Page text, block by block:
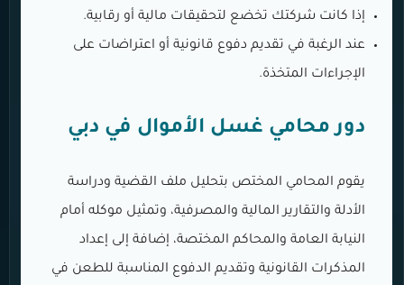
إذا كانت شركتك تخضع لتحقيقات مالية أو رقابية.
عند الرغبة في تقديم دفوع قانونية أو اعتراضات على
الإجراءات المتخذة.
دور محامي غسل الأموال في دبي
يقوم المحامي المختص بتحليل ملف القضية ودراسة
الأدلة والتقارير المالية والمصرفية، وتمثيل موكله أمام
النيابة العامة والمحاكم المختصة، إضافة إلى إعداد
المذكرات القانونية وتقديم الدفوع المناسبة للطعن في